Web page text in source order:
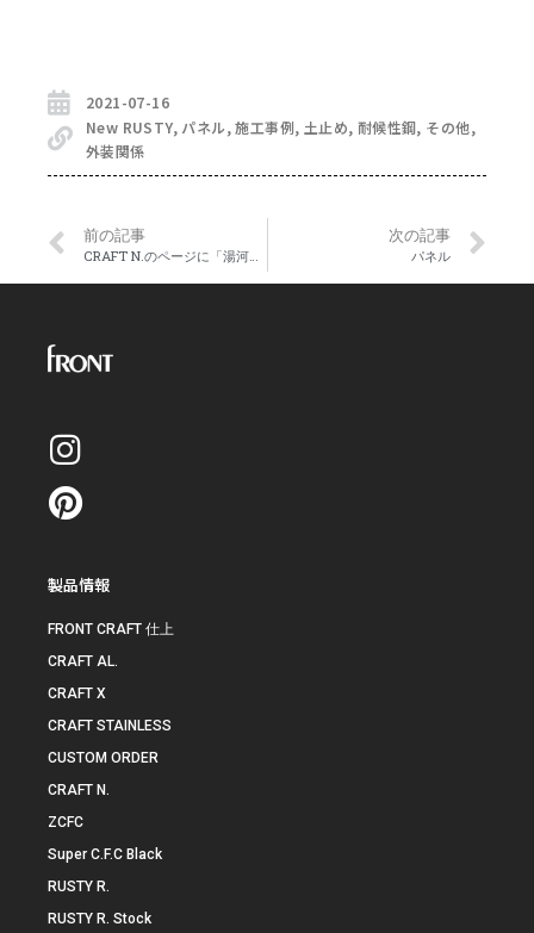
2021-07-16
New RUSTY, パネル,施工事例, 土止め, 耐候性鋼, その他,
外装関係
前の記事 次の記事
パネル
製品情報
FRONT CRAFT 仕上
CRAFT AL.
CRAFT X
CRAFT STAINLESS
CUSTOM ORDER
CRAFT N.
ZCFC
Super C.F.C Black
RUSTY R.
RUSTY R. Stock